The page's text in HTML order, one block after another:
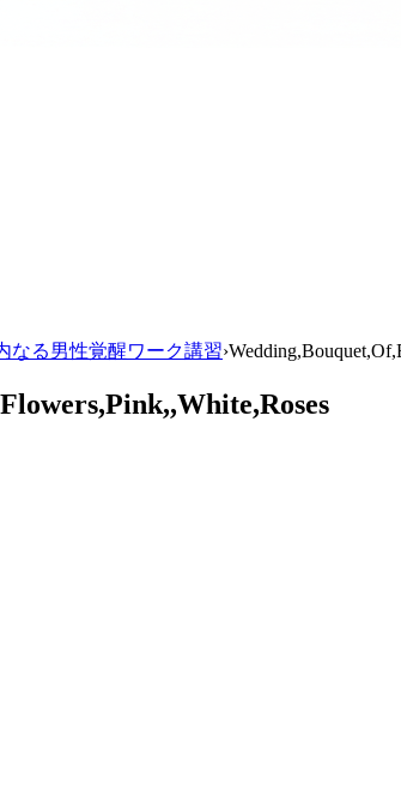
なる男性覚醒ワーク講習›